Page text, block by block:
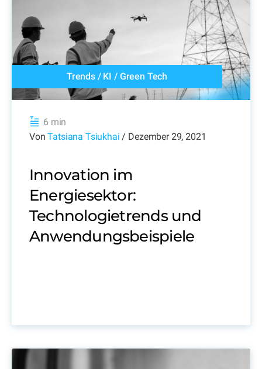
Trends/ KI / Green Tech
6 min
VonTatsiana Tsiukhai / Dezember 29, 2021
Innovation im
Energiesektor:
Technologietrends und
Anwendungsbeispiele